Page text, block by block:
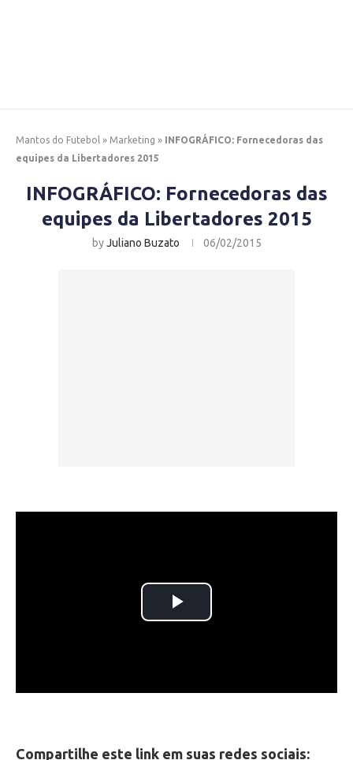
Mantos do Futebol » Marketing » INFOGRÁFICO: Fornecedoras das
equipes da Libertadores 2015
INFOGRÁFICO: Fornecedoras das
equipes da Libertadores 2015
byJuliano Buzato 06/02/2015
Compartilhe este link em suas redes sociais: